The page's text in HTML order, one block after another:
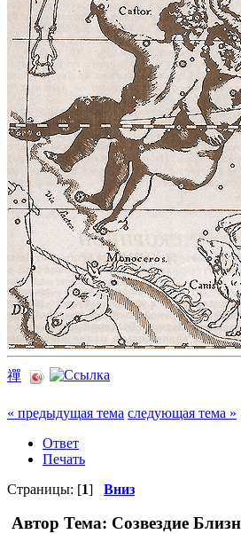
禪
« предыдущая тема следующая тема »
Ответ
Печать
Страницы: [1] Вниз
Автор Тема: Созвездие